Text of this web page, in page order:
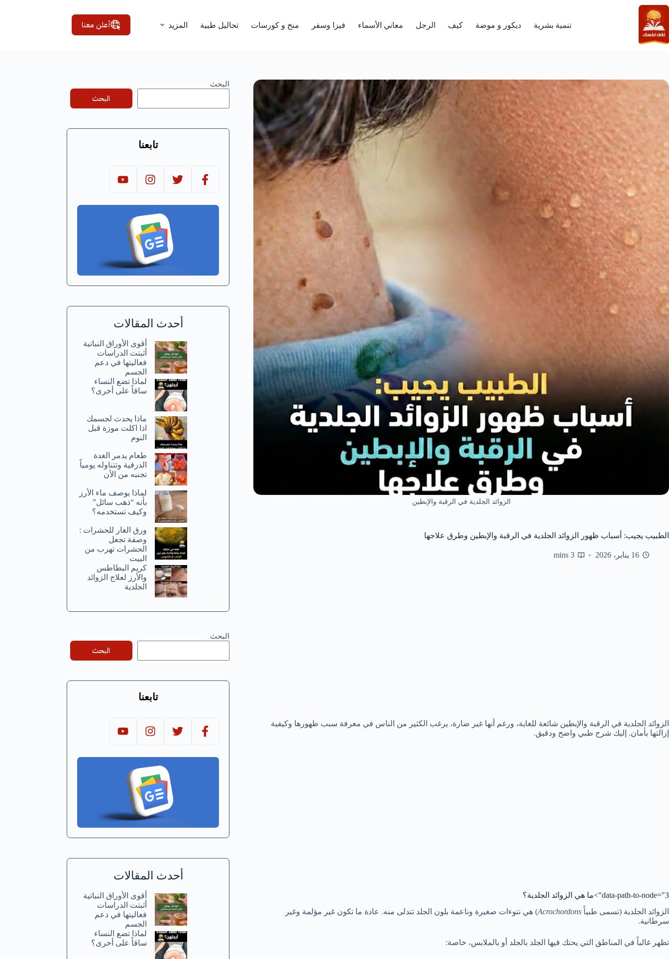
التجاوز
إلى
المحتوى
تنمية بشرية ديكور و موضة كيف الرجل معاني الأسماء فيزا وسفر منح و كورسات تحاليل طبية المزيد أعلن معنا
الزوائد الجلدية في الرقبة والإبطين
الطبيب يجيب: أسباب ظهور الزوائد الجلدية في الرقبة والإبطين وطرق علاجها
16 يناير، 2026 3 mins
الزوائد الجلدية في الرقبة والإبطين شائعة للغاية، ورغم أنها غير ضارة، يرغب الكثير من الناس في معرفة سبب ظهورها وكيفية
إزالتها بأمان. إليك شرح طبي واضح ودقيق.
data-path-to-node="3">ما هي الزوائد الجلدية؟
الزوائد الجلدية (تسمى طبياً Acrochordons
) هي نتوءات صغيرة وناعمة بلون الجلد تتدلى منه. عادة ما تكون غير مؤلمة وغير
سرطانية.
تظهر غالباً في المناطق التي يحتك فيها الجلد بالجلد أو بالملابس، خاصة:
البحث
البحث
تابعنا
أحدث المقالات
أقوى الأوراق النباتية
أثبتت الدراسات
فعاليتها في دعم
الجسم
لماذا تضع النساء
ساقاً على أخرى؟
ماذا يحدث لجسمك
اذا اكلت موزة قبل
النوم
طعام يدمر الغدة
الدرقية وتتناوله يومياً
تجنبه من الأن
لماذا يوصف ماء الأرز
بأنه “ذهب سائل”
وكيف تستخدمه؟
ورق الغار للحشرات :
وصفة تجعل
الحشرات تهرب من
البيت
كريم البطاطس
والأرز لعلاج الزوائد
الجلدية
البحث
البحث
تابعنا
أحدث المقالات
أقوى الأوراق النباتية
أثبتت الدراسات
فعاليتها في دعم
الجسم
لماذا تضع النساء
ساقاً على أخرى؟